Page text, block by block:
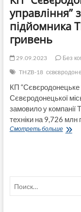
управління”
підйомника
гривень
29.09.2023
Без
THZB-18
КП “Сєвєродонецьке
Сєвєродонецької
замовило у компанії
техніки на 9,726 млн
Смотреть большеКП